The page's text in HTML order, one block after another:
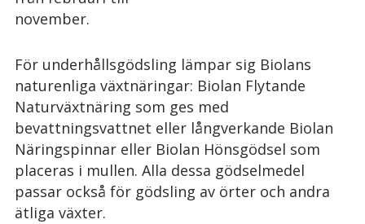
november.
För underhållsgödsling lämpar sig Biolans
naturenliga växtnäringar: Biolan Flytande
Naturväxtnäring som ges med
bevattningsvattnet eller långverkande Biolan
Näringspinnar eller Biolan Hönsgödsel som
placeras i mullen. Alla dessa gödselmedel
passar också för gödsling av örter och andra
ätliga växter.